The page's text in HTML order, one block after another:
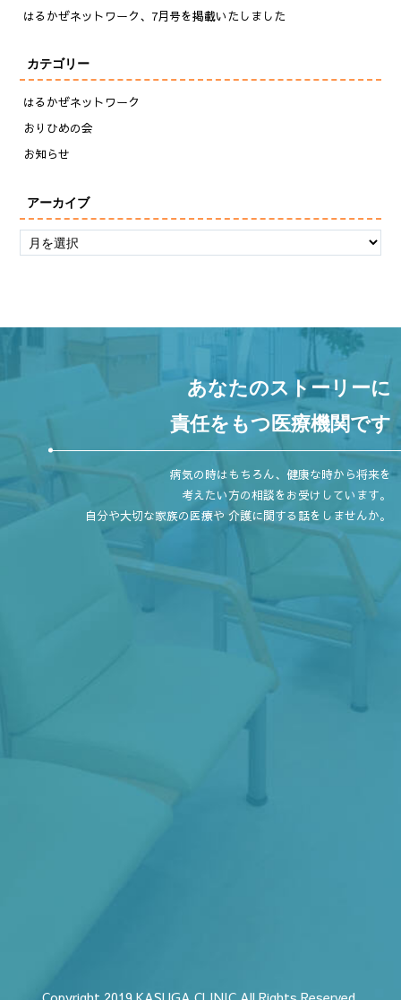
はるかぜネットワーク、7月号を掲載いたしました
カテゴリー
はるかぜネットワーク
おりひめの会
お知らせ
アーカイブ
あなたのストーリーに
責任をもつ医療機関です
病気の時はもちろん、健康な時から将来を
考えたい方の相談をお受けしています。
自分や大切な家族の医療や 介護に関する話をしませんか。